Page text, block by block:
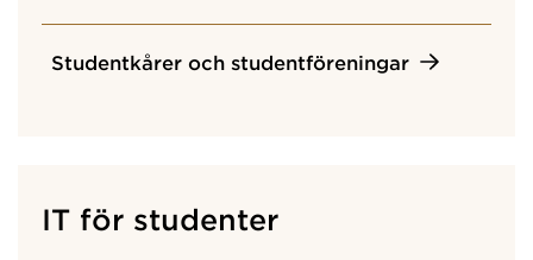
Studentkårer och studentföreningar
IT för studenter